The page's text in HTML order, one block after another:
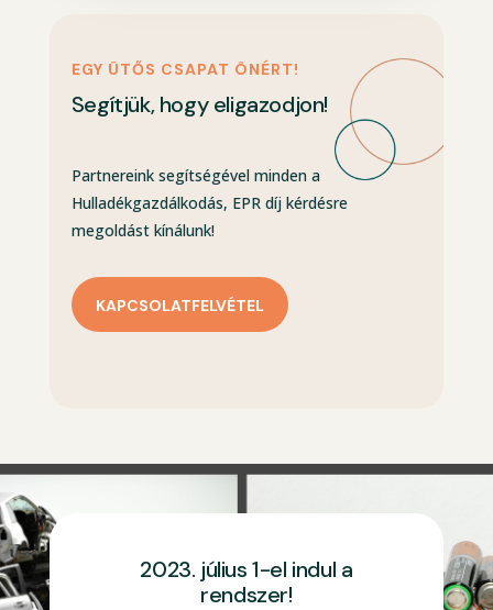
EGY ÜTŐS CSAPAT ÖNÉRT!
Segítjük, hogy eligazodjon!
Partnereink segítségével minden a
Hulladékgazdálkodás, EPR díj kérdésre
megoldást kínálunk!
KAPCSOLATFELVÉTEL
2023. július 1-el indul a
rendszer!